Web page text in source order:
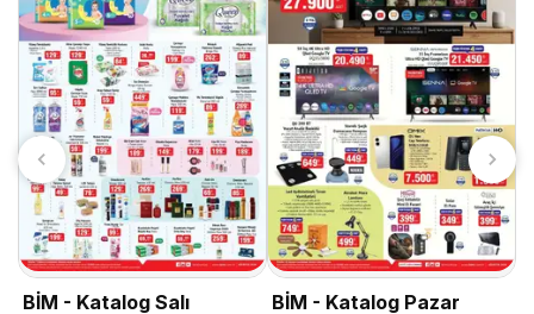
BİM - Katalog Salı BİM - Katalog Pazar